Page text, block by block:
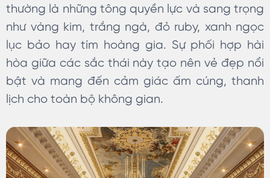
thường là những tông quyền lực và sang trọng
như vàng kim, trắng ngà, đỏ ruby, xanh ngọc
lục bảo hay tím hoàng gia. Sự phối hợp hài
hòa giữa các sắc thái này tạo nên vẻ đẹp nổi
bật và mang đến cảm giác ấm cúng, thanh
lịch cho toàn bộ không gian.